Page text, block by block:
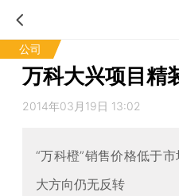
公司
万科大兴项目精
2014年03月19日 13:02
“万科橙”销售价格低于
大方向仍无反转